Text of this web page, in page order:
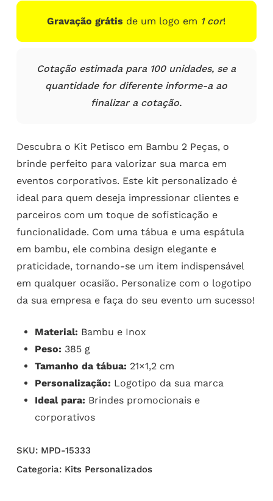
Gravação grátis de um logo em 1 cor!
Cotação estimada para 100 unidades, se a
quantidade for diferente informe-a ao
finalizar a cotação.
Descubra o Kit Petisco em Bambu 2 Peças, o
brinde perfeito para valorizar sua marca em
eventos corporativos. Este kit personalizado é
ideal para quem deseja impressionar clientes e
parceiros com um toque de sofisticação e
funcionalidade. Com uma tábua e uma espátula
em bambu, ele combina design elegante e
praticidade, tornando-se um item indispensável
em qualquer ocasião. Personalize com o logotipo
da sua empresa e faça do seu evento um sucesso!
Material: Bambu e Inox
Peso: 385 g
Tamanho da tábua: 21×1,2 cm
Personalização: Logotipo da sua marca
Ideal para: Brindes promocionais e
corporativos
SKU: MPD-15333
Categoria: Kits Personalizados